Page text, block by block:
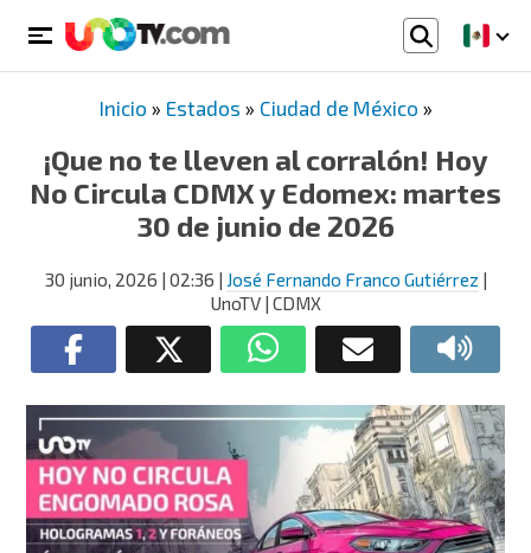
Inicio » Estados » Ciudad de México »
¡Que no te lleven al corralón! Hoy
No Circula CDMX y Edomex: martes
30 de junio de 2026
30 junio, 2026 | 02:36 | José Fernando Franco Gutiérrez |
UnoTV | CDMX